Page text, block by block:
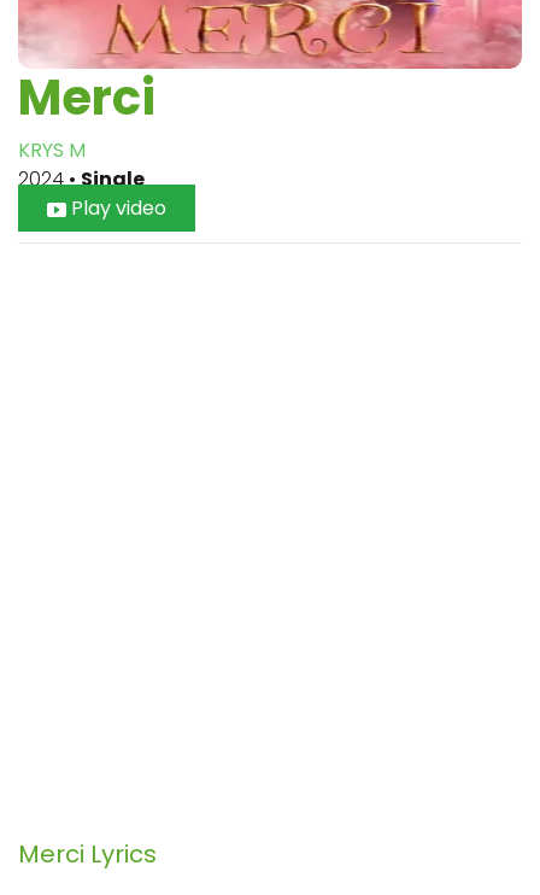
Merci
KRYS M
2024•Single
Play video
Merci Lyrics